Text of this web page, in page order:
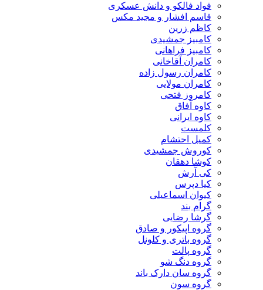
فواد فالکو و دانش عسکری
قاسم افشار و مجید مکس
کاظم زرین
کامبیز جمشیدی
کامبیز فراهانی
کامران آقاخانی
کامران رسول زاده
کامران مولایی
کامروز فتحی
کاوه آفاق
کاوه ایرانی
کلمست
کمیل احتشام
کوروش جمشیدی
کوشا دهقان
کی آرش
کیا دپرس
کیوان اسماعیلی
گرام بند
گرشا رضایی
گروه اپیکور و صادق
گروه باتری و کلونل
گروه پالت
گروه دنگ شو
گروه سان دارک باند
گروه سون